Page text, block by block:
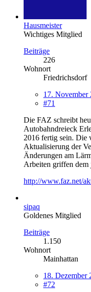
Hausmeister
Wichtiges Mitglied
Beiträge
226
Wohnort
Friedrichsdorf
17. November
#71
Die FAZ schreibt
Autobahndreieck
2016 fertig sein. Die
Aktualisierung der
Änderungen am
Arbeiten griffen dem
http://www.faz.net/
sipaq
Goldenes Mitglied
Beiträge
1.150
Wohnort
Mainhattan
18. Dezember
#72